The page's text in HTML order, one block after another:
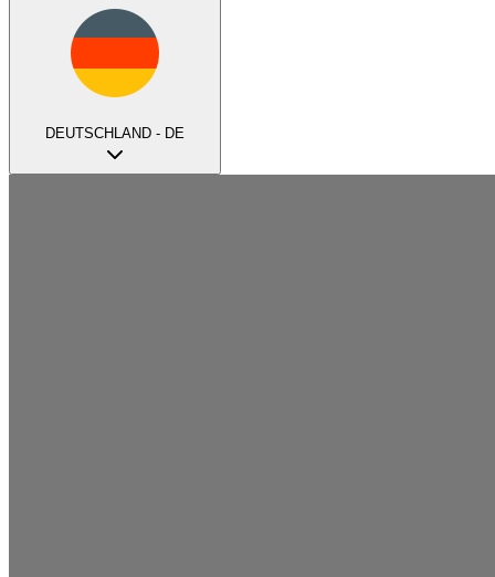
DEUTSCHLAND - DE